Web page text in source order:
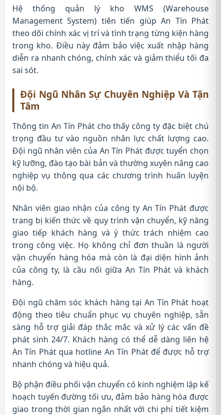
Hệ thống quản lý kho WMS (Warehouse
Management System) tiên tiến giúp An Tín Phát
theo dõi chính xác vị trí và tình trạng từng kiện hàng
trong kho. Điều này đảm bảo việc xuất nhập hàng
diễn ra nhanh chóng, chính xác và giảm thiểu tối đa
sai sót.
Đội Ngũ Nhân Sự Chuyên Nghiệp Và Tận
Tâm
Thông tin An Tín Phát cho thấy công ty đặc biệt chú
trọng đầu tư vào nguồn nhân lực chất lượng cao.
Đội ngũ nhân viên của An Tín Phát được tuyển chọn
kỹ lưỡng, đào tạo bài bản và thường xuyên nâng cao
nghiệp vụ thông qua các chương trình huấn luyện
nội bộ.
Nhân viên giao nhận của công ty An Tín Phát được
trang bị kiến thức về quy trình vận chuyển, kỹ năng
giao tiếp khách hàng và ý thức trách nhiệm cao
trong công việc. Họ không chỉ đơn thuần là người
vận chuyển hàng hóa mà còn là đại diện hình ảnh
của công ty, là cầu nối giữa An Tín Phát và khách
hàng.
Đội ngũ chăm sóc khách hàng tại An Tín Phát hoạt
động theo tiêu chuẩn phục vụ chuyên nghiệp, sẵn
sàng hỗ trợ giải đáp thắc mắc và xử lý các vấn đề
phát sinh 24/7. Khách hàng có thể dễ dàng liên hệ
An Tín Phát qua hotline An Tín Phát để được hỗ trợ
nhanh chóng và hiệu quả.
Bộ phận điều phối vận chuyển có kinh nghiệm lập kế
hoạch tuyến đường tối ưu, đảm bảo hàng hóa được
giao trong thời gian ngắn nhất với chi phí tiết kiệm